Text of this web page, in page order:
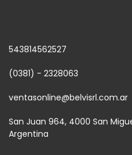
543814562527
(0381) - 2328063
ventasonline@belvisrl.com.ar
San Juan 964, 4000 San
Argentina